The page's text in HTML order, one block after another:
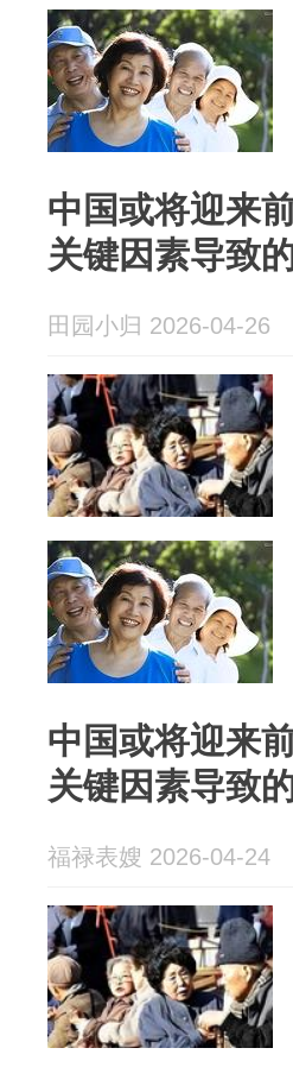
中国或将迎来
关键因素导致
田园小归 2026-04-26
中国或将迎来
关键因素导致
福禄表嫂 2026-04-24